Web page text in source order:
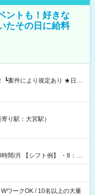
ントも！好きな
たその日に給料
日に現金GET♪ お仕事後はコ
【試用期間】試
り駅：大宮駅）
・8：00
ワークOK / 10名以上の大量